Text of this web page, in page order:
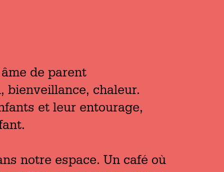
de parent
bienveillance, chaleur.
et leur entourage,
notre espace. Un café où